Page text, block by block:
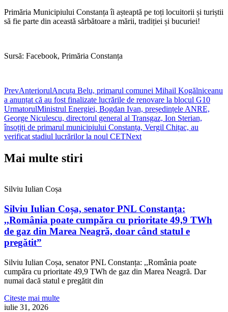
Primăria Municipiului Constanța îi așteaptă pe toți locuitorii și turiștii
să fie parte din această sărbătoare a mării, tradiției și bucuriei!
Sursă: Facebook, Primăria Constanța
PrevAnteriorulAncuța Belu, primarul comunei Mihail Kogălniceanu
a anunțat că au fost finalizate lucrările de renovare la blocul G10
UrmatorulMinistrul Energiei, Bogdan Ivan, președințele ANRE,
George Niculescu, directorul general al Transgaz, Ion Sterian,
însoțiți de primarul municipiului Constanța, Vergil Chițac, au
verificat stadiul lucrărilor la noul CETNext
Mai multe stiri
Silviu Iulian Coșa
Silviu Iulian Coșa, senator PNL Constanța:
,,România poate cumpăra cu prioritate 49,9 TWh
de gaz din Marea Neagră, doar când statul e
pregătit”
Silviu Iulian Coșa, senator PNL Constanța: ,,România poate
cumpăra cu prioritate 49,9 TWh de gaz din Marea Neagră. Dar
numai dacă statul e pregătit din
Citeste mai multe
iulie 31, 2026